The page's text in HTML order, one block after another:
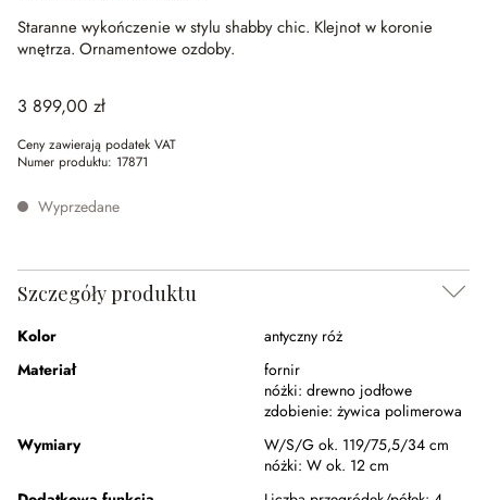
Staranne wykończenie w stylu shabby chic. Klejnot w koronie
wnętrza. Ornamentowe ozdoby.
3 899,00 zł
Ceny zawierają podatek VAT
Numer produktu: 17871
Wyprzedane
Szczegóły produktu
Kolor
antyczny róż
Materiał
fornir
nóżki: drewno jodłowe
zdobienie: żywica polimerowa
Wymiary
W/S/G ok. 119/75,5/34 cm
nóżki: W ok. 12 cm